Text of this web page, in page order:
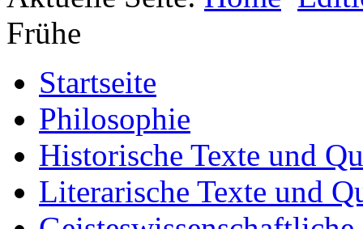
Frühe
Startseite
Philosophie
Historische Texte und
Literarische Texte und